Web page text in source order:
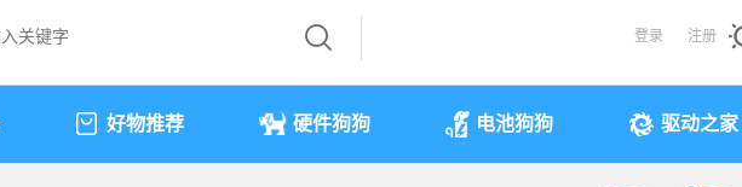
登录 注册
好物推荐 硬件狗狗 电池狗狗 驱动之家